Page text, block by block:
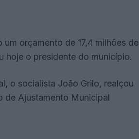
orçamento de 17,4 milhões de
hoje o presidente do município.
o socialista João Grilo, realçou
de Ajustamento Municipal